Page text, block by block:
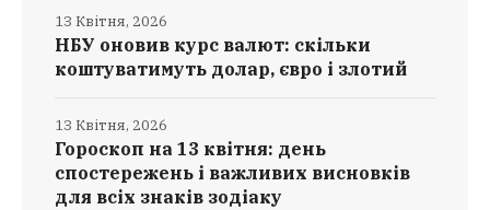
НБУ оновив курс валют: скільки
коштуватимуть долар, євро і злотий
13 Квітня, 2026
Гороскоп на 13 квітня: день
спостережень і важливих висновків
для всіх знаків зодіаку
13 Квітня, 2026